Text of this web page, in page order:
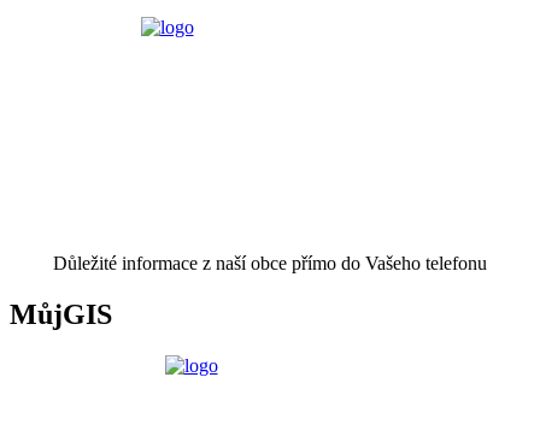
Důležité informace z naší obce přímo do Vašeho telefonu
MůjGIS